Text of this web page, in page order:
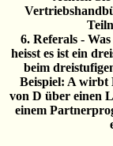
6. Referals -
heisst es ist ein
beim
Beispiel: A wirbt
von D über einen
einem